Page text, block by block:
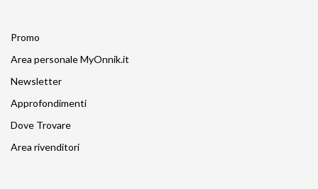
Promo
Area personale MyOnnik.it
Newsletter
Approfondimenti
Dove Trovare
Area rivenditori